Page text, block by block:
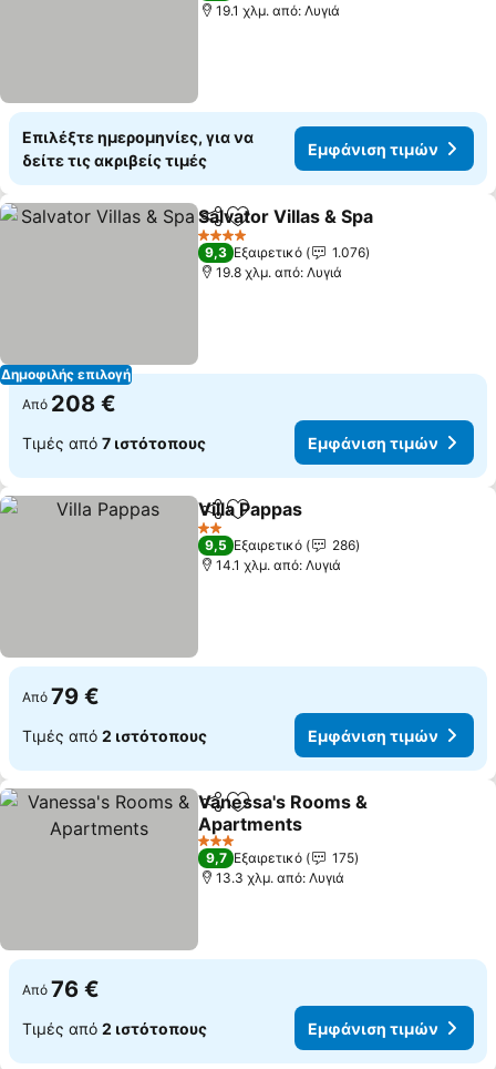
19.1 χλμ. από: Λυγιά
Επιλέξτε ημερομηνίες, για να
δείτε τις ακριβείς τιμές
Εμφάνιση τιμών
Δημοφιλής επιλογή
Κοινοποίηση
Προσθήκη στα αγαπημένα
Salvator Villas & Spa
4 Αστέρια
9,3 Εξαιρετικό
1.076
19.8 χλμ. από: Λυγιά
Από 208 €
Τιμές από 7 ιστότοπους Εμφάνιση τιμών
Κοινοποίηση
Προσθήκη στα αγαπημένα
Villa Pappas
2 Αστέρια
9,5 Εξαιρετικό
286
14.1 χλμ. από: Λυγιά
Από 79 €
Τιμές από 2 ιστότοπους Εμφάνιση τιμών
Κοινοποίηση
Προσθήκη στα αγαπημένα
Vanessa's Rooms &
Apartments
3 Αστέρια
9,7 Εξαιρετικό
175
13.3 χλμ. από: Λυγιά
Από 76 €
Τιμές από 2 ιστότοπους Εμφάνιση τιμών